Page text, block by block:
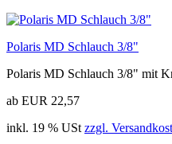
Polaris MD Schlauch 3/8"
Polaris MD Schlauch 3/8" mit
ab EUR 22,57
inkl. 19 % USt zzgl.